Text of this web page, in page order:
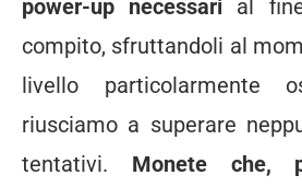
power-up necessari al
compito, sfruttandoli al
livello particolarmente
riusciamo a superare
tentativi. Monete che,